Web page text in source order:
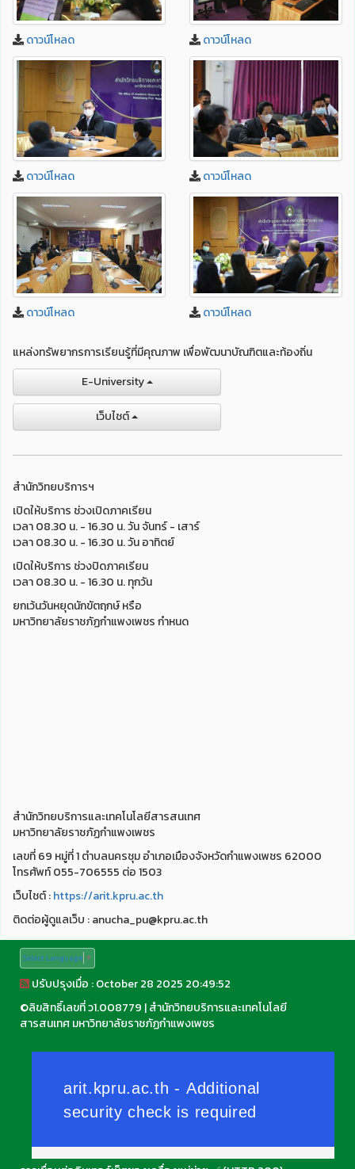
ดาวน์โหลด ดาวน์โหลด
ดาวน์โหลด ดาวน์โหลด
ดาวน์โหลด ดาวน์โหลด
แหล่งทรัพยากรการเรียนรู้ที่มีคุณภาพ เพื่อพัฒนาบัณฑิตและท้องถิ่น
E-University
เว็บไชต์
สำนักวิทยบริการฯ
เปิดให้บริการ ช่วงเปิดภาคเรียน
เวลา 08.30 น. - 16.30 น. วัน จันทร์ - เสาร์
เวลา 08.30 น. - 16.30 น. วัน อาทิตย์
เปิดให้บริการ ช่วงปิดภาคเรียน
เวลา 08.30 น. - 16.30 น. ทุกวัน
ยกเว้นวันหยุดนักขัตฤกษ์ หรือ
มหาวิทยาลัยราชภัฏกำแพงเพชร กำหนด
สำนักวิทยบริการและเทคโนโลยีสารสนเทศ
มหาวิทยาลัยราชภัฏกำแพงเพชร
เลขที่ 69 หมู่ที่ 1 ตำบลนครชุม อำเภอเมืองจังหวัดกำแพงเพชร 62000
โทรศัพท์ 055-706555 ต่อ 1503
เว็บไชต์ :https://arit.kpru.ac.th
ติดต่อผู้ดูแลเว็บ : anucha_pu@kpru.ac.th
Select Language ▼
ปรับปรุงเมื่อ : October 28 2025 20:49:52
©ลิขสิทธิ์เลขที่ ว1.008779 |สำนักวิทยบริการและเทคโนโลยี
สารสนเทศ มหาวิทยาลัยราชภัฏกำแพงเพชร